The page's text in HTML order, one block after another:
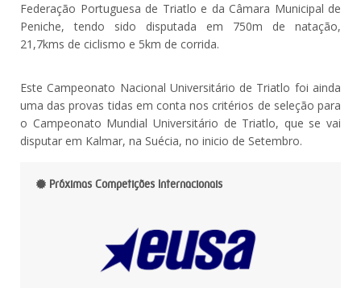
Federação Portuguesa de Triatlo e da Câmara Municipal de
Peniche, tendo sido disputada em 750m de natação,
21,7kms de ciclismo e 5km de corrida.
Este Campeonato Nacional Universitário de Triatlo foi ainda
uma das provas tidas em conta nos critérios de seleção para
o Campeonato Mundial Universitário de Triatlo, que se vai
disputar em Kalmar, na Suécia, no inicio de Setembro.
Próximas Competições Internacionais